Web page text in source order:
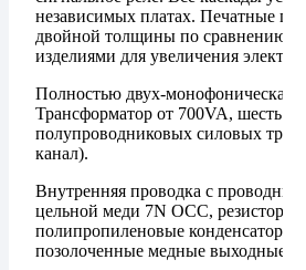
независимых платах. Печатные
двойной толщины по сравнению со
изделиями для увеличения
Полностью двух-монофоническая
Трансформатор от 700VA, шесть пар
полупроводниковых силовых
канал).
Внутренняя проводка с
цельной меди 7N OCC, резисторы
полипропиленовые конденсаторы
позолоченные медные выходные